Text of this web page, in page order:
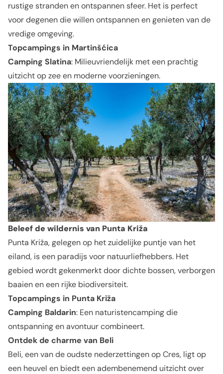
rustige stranden en ontspannen sfeer. Het is perfect
voor degenen die willen ontspannen en genieten van de
vredige omgeving.
Topcampings in Martinšćica
Camping Slatina: Milieuvriendelijk met een prachtig
uitzicht op zee en moderne voorzieningen.
Beleef de wildernis van Punta Križa
Punta Križa, gelegen op het zuidelijke puntje van het
eiland, is een paradijs voor natuurliefhebbers. Het
gebied wordt gekenmerkt door dichte bossen, verborgen
baaien en een rijke biodiversiteit.
Topcampings in Punta Križa
Camping Baldarin: Een naturistencamping die
ontspanning en avontuur combineert.
Ontdek de charme van Beli
Beli, een van de oudste nederzettingen op Cres, ligt op
een heuvel en biedt een adembenemend uitzicht over